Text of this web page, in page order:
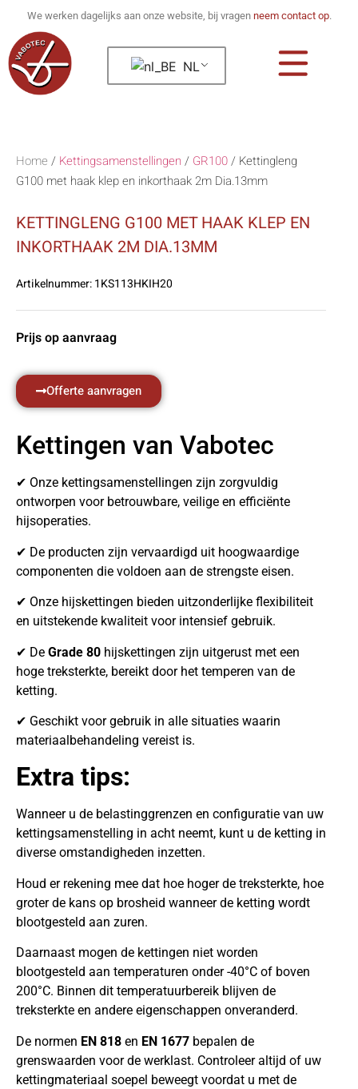
We werken dagelijks aan onze website, bij vragen neem contact op.
NL
Home / Kettingsamenstellingen / GR100/ Kettingleng
G100 met haak klep en inkorthaak 2m Dia.13mm
KETTINGLENG G100 MET HAAK KLEP EN
INKORTHAAK 2M DIA.13MM
Artikelnummer:1KS113HKIH20
Prijs op aanvraag
Offerte aanvragen
Kettingen van Vabotec
✔ Onze kettingsamenstellingen zijn zorgvuldig
ontworpen voor betrouwbare, veilige en efficiënte
hijsoperaties.
✔ De producten zijn vervaardigd uit hoogwaardige
componenten die voldoen aan de strengste eisen.
✔ Onze hijskettingen bieden uitzonderlijke flexibiliteit
en uitstekende kwaliteit voor intensief gebruik.
✔ De Grade 80 hijskettingen zijn uitgerust met een
hoge treksterkte, bereikt door het temperen van de
ketting.
✔ Geschikt voor gebruik in alle situaties waarin
materiaalbehandeling vereist is.
Extra tips:
Wanneer u de belastinggrenzen en configuratie van uw
kettingsamenstelling in acht neemt, kunt u de ketting in
diverse omstandigheden inzetten.
Houd er rekening mee dat hoe hoger de treksterkte, hoe
groter de kans op brosheid wanneer de ketting wordt
blootgesteld aan zuren.
Daarnaast mogen de kettingen niet worden
blootgesteld aan temperaturen onder -40°C of boven
200°C. Binnen dit temperatuurbereik blijven de
treksterkte en andere eigenschappen onveranderd.
De normen EN 818 en EN 1677 bepalen de
grenswaarden voor de werklast. Controleer altijd of uw
kettingmateriaal soepel beweegt voordat u met de